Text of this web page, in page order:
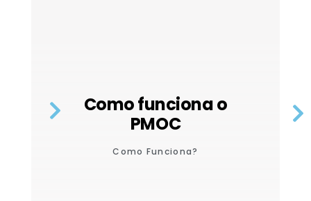
Como funciona o
PMOC
Como Funciona?